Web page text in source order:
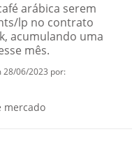
arábica serem
lp no contrato
acumulando uma
mês.
28/06/2023 por:
mercado